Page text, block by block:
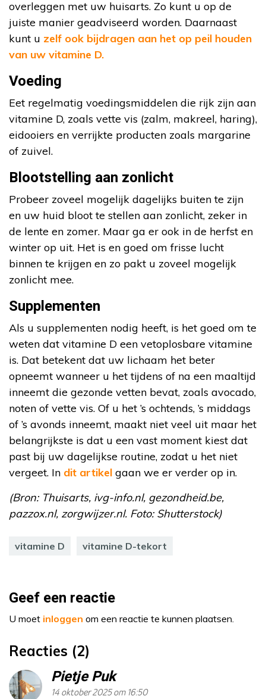
overleggen met uw huisarts. Zo kunt u op de
juiste manier geadviseerd worden. Daarnaast
kunt u zelf ook bijdragen aan het op peil houden
van uw vitamine D.
Voeding
Eet regelmatig voedingsmiddelen die rijk zijn aan
vitamine D, zoals vette vis (zalm, makreel, haring),
eidooiers en verrijkte producten zoals margarine
of zuivel.
Blootstelling aan zonlicht
Probeer zoveel mogelijk dagelijks buiten te zijn
en uw huid bloot te stellen aan zonlicht, zeker in
de lente en zomer. Maar ga er ook in de herfst en
winter op uit. Het is en goed om frisse lucht
binnen te krijgen en zo pakt u zoveel mogelijk
zonlicht mee.
Supplementen
Als u supplementen nodig heeft, is het goed om te
weten dat vitamine D een vetoplosbare vitamine
is. Dat betekent dat uw lichaam het beter
opneemt wanneer u het tijdens of na een maaltijd
inneemt die gezonde vetten bevat, zoals avocado,
noten of vette vis. Of u het ’s ochtends, ’s middags
of ’s avonds inneemt, maakt niet veel uit maar het
belangrijkste is dat u een vast moment kiest dat
past bij uw dagelijkse routine, zodat u het niet
vergeet. In dit artikel gaan we er verder op in.
(Bron: Thuisarts, ivg-info.nl, gezondheid.be,
pazzox.nl, zorgwijzer.nl. Foto: Shutterstock)
vitamine D vitamine D-tekort
Geef een reactie
U moet inloggen om een reactie te kunnen plaatsen.
Reacties (2)
Pietje Puk
14 oktober 2025 om 16:50